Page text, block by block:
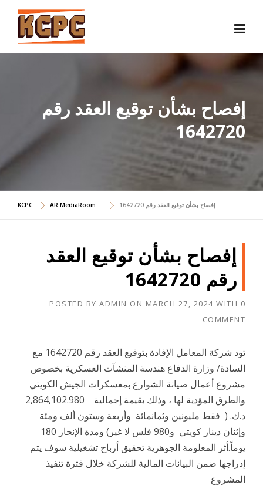
Skip
content
إفصاح بشأن توقيع العقد رقم
1642720
KCPC AR MediaRoom إفصاح بشأن توقيع العقد رقم 1642720
إفصاح بشأن توقيع العقد
رقم 1642720
POSTED BY ADMIN ON MARCH 27, 2024 WITH 0
COMMENT
تود شركة المعامل الإفادة بتوقيع العقد رقم 1642720 مع
السادة/ وزارة الدفاع هندسة المنشآت العسكرية بخصوص
مشروع أعمال صيانة الشوارع بمعسكرات الجيش الكويتي
والطرق المؤدية لها ، وذلك بقيمة إجمالية 2,864,102.980
د.ك. ( فقط مليونين وثمانمائة وأربعة وستون ألف ومئة
وإثنان دينار كويتي و980 فلس لا غير) ومدة الإنجاز 180
يوماً.أثر المعلومة الجوهرية تحقيق أرباح تشغيلية سوف يتم
إدراجها ضمن البيانات المالية للشركة خلال فترة تنفيذ
المشروع